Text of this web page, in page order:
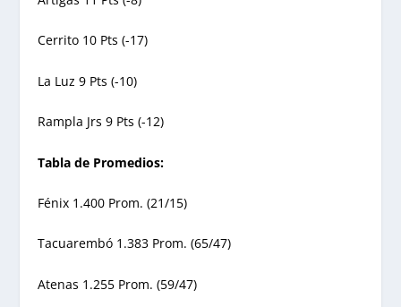
Cerrito 10 Pts (-17)
La Luz 9 Pts (-10)
Rampla Jrs 9 Pts (-12)
Tabla de Promedios:
Fénix 1.400 Prom. (21/15)
Tacuarembó 1.383 Prom. (65/47)
Atenas 1.255 Prom. (59/47)